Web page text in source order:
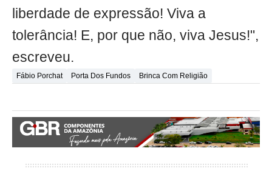
liberdade de expressão! Viva a
tolerância! E, por que não, viva Jesus!",
escreveu.
Fábio Porchat Porta Dos Fundos Brinca Com Religião